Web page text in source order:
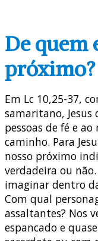
De quem
próximo?
Em Lc 10,25-37,
samaritano,
pessoas de fé e
caminho. Para
nosso próximo
verdadeira ou
imaginar dentro
Com qual
assaltantes? Nos
espancado e